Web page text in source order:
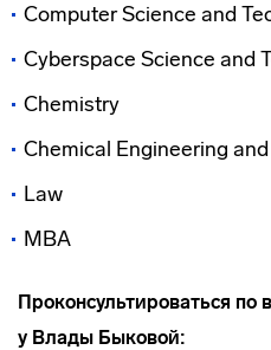
Computer Science and
Cyberspace Science and
Chemistry
Chemical Engineering
Law
MBA
Проконсультироваться
у Влады Быковой: